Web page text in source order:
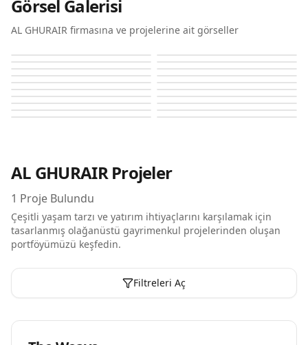
Görsel Galerisi
AL GHURAIR firmasına ve projelerine ait görseller
The Weave The Weave
The Weave The Weave
The Weave The Weave
The Weave The Weave
The Weave The Weave
The Weave The Weave
The Weave The Weave
The Weave The Weave
The Weave The Weave
AL GHURAIR Projeler
1 Proje Bulundu
Çeşitli yaşam tarzı ve yatırım ihtiyaçlarını karşılamak için
tasarlanmış olağanüstü gayrimenkul projelerinden oluşan
portföyümüzü keşfedin.
Filtreleri Aç